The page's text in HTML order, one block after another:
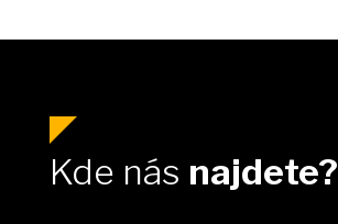
Kde nás najdete?